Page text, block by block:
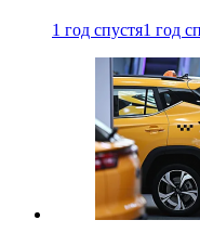
1 год спустя1 год